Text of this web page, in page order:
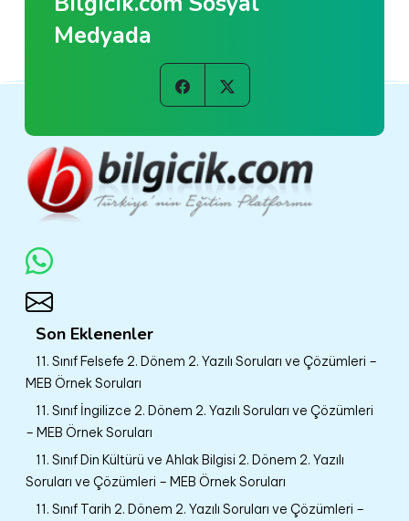
Medyada
Son Eklenenler
11. Sınıf Felsefe 2. Dönem 2. Yazılı Soruları ve Çözümleri –
MEB Örnek Soruları
11. Sınıf İngilizce 2. Dönem 2. Yazılı Soruları ve Çözümleri
– MEB Örnek Soruları
11. Sınıf Din Kültürü ve Ahlak Bilgisi 2. Dönem 2. Yazılı
Soruları ve Çözümleri – MEB Örnek Soruları
11. Sınıf Tarih 2. Dönem 2. Yazılı Soruları ve Çözümleri –